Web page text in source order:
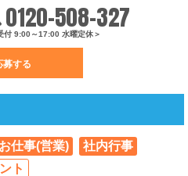
0120-508-327
付 9:00～17:00 水曜定休＞
募する
お仕事(営業)
社内行事
ト